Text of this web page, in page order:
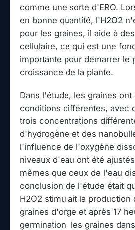
comme une sorte d'ERO.
en bonne quantité, l'H2O2
pour les graines, il aide à
cellulaire, ce qui est une
importante pour démarrer le
croissance de la plante.
Dans l'étude, les graines ont
conditions différentes, avec
trois concentrations
d'hydrogène et des
l'influence de l'oxygène
niveaux d'eau ont été
mêmes que ceux de l'eau
conclusion de l'étude était
H2O2 stimulait la production
graines d'orge et après 17
germination, les graines